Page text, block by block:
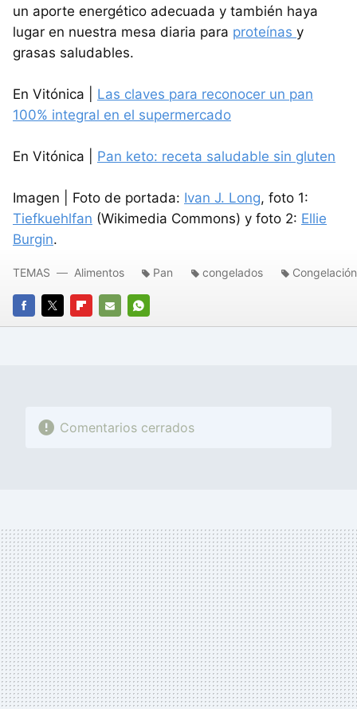
un aporte energético adecuada y también haya
lugar en nuestra mesa diaria para proteínas y
grasas saludables.
En Vitónica | Las claves para reconocer un pan
100% integral en el supermercado
En Vitónica | Pan keto: receta saludable sin gluten
Imagen | Foto de portada: Ivan J. Long, foto 1:
Tiefkuehlfan (Wikimedia Commons) y foto 2: Ellie
Burgin.
FACEBOOK
TWITTERFLIPBOARD
E-
WHATSAPP
TEMAS Alimentos Pan congelados
Comentarios cerrados